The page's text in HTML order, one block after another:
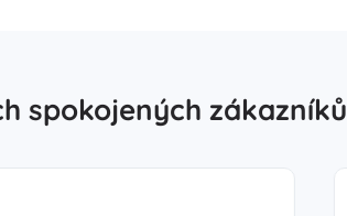
spokojených zákazníků